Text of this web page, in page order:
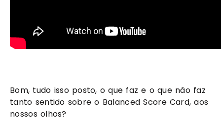
Bom, tudo isso posto, o que faz e o que não faz
tanto sentido sobre o Balanced Score Card, aos
nossos olhos?